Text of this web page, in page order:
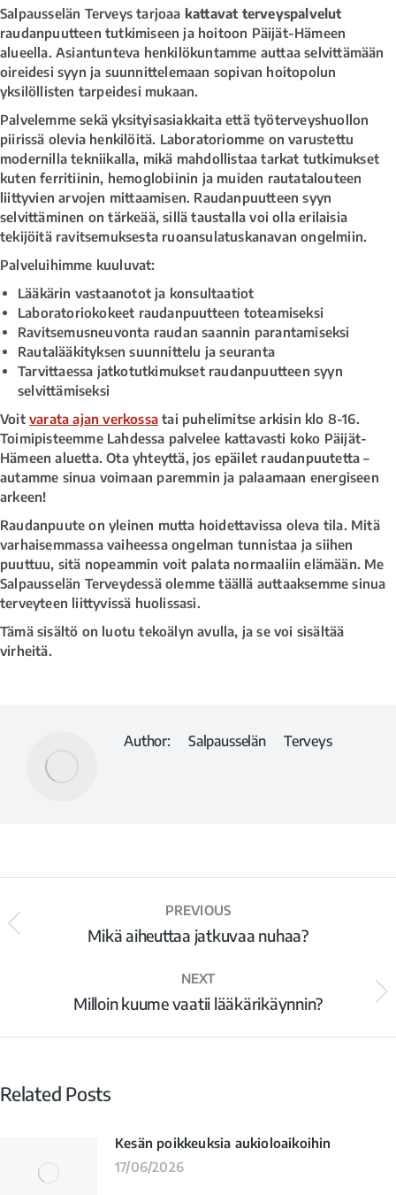
Salpausselän Terveys tarjoaa kattavat terveyspalvelut
raudanpuutteen tutkimiseen ja hoitoon Päijät-Hämeen
alueella. Asiantunteva henkilökuntamme auttaa selvittämään
oireidesi syyn ja suunnittelemaan sopivan hoitopolun
yksilöllisten tarpeidesi mukaan.
Palvelemme sekä yksityisasiakkaita että työterveyshuollon
piirissä olevia henkilöitä. Laboratoriomme on varustettu
modernilla tekniikalla, mikä mahdollistaa tarkat tutkimukset
kuten ferritiinin, hemoglobiinin ja muiden rautatalouteen
liittyvien arvojen mittaamisen. Raudanpuutteen syyn
selvittäminen on tärkeää, sillä taustalla voi olla erilaisia
tekijöitä ravitsemuksesta ruoansulatuskanavan ongelmiin.
Palveluihimme kuuluvat:
Lääkärin vastaanotot ja konsultaatiot
Laboratoriokokeet raudanpuutteen toteamiseksi
Ravitsemusneuvonta raudan saannin parantamiseksi
Rautalääkityksen suunnittelu ja seuranta
Tarvittaessa jatkotutkimukset raudanpuutteen syyn
selvittämiseksi
Voit varata ajan verkossa tai puhelimitse arkisin klo 8-16.
Toimipisteemme Lahdessa palvelee kattavasti koko Päijät-
Hämeen aluetta. Ota yhteyttä, jos epäilet raudanpuutetta –
autamme sinua voimaan paremmin ja palaamaan energiseen
arkeen!
Raudanpuute on yleinen mutta hoidettavissa oleva tila. Mitä
varhaisemmassa vaiheessa ongelman tunnistaa ja siihen
puuttuu, sitä nopeammin voit palata normaaliin elämään. Me
Salpausselän Terveydessä olemme täällä auttaaksemme sinua
terveyteen liittyvissä huolissasi.
Tämä sisältö on luotu tekoälyn avulla, ja se voi sisältää
virheitä.
Author: Salpausselän Terveys
PREVIOUS
Mikä aiheuttaa jatkuvaa nuhaa?
NEXT
Milloin kuume vaatii lääkärikäynnin?
Related Posts
Kesän poikkeuksia aukioloaikoihin
17/06/2026